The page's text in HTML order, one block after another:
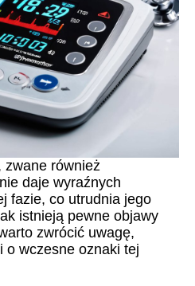
zwane również
daje wyraźnych
fazie, co utrudnia jego
istnieją pewne objawy
zwrócić uwagę,
o wczesne oznaki tej